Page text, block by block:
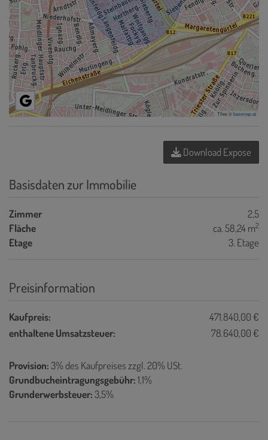
Tiles ©basemap.at
Download Expose
Basisdaten zur Immobilie
Zimmer
2,5
Fläche
ca. 58,24 m2
Etage 3. Etage
Preisinformation
Kaufpreis:
471.840,00 €
enthaltene Umsatzsteuer:
78.640,00 €
Provision:3% des Kaufpreises zzgl. 20% USt.
Grundbucheintragungsgebühr:1,1%
Grunderwerbsteuer:3,5%